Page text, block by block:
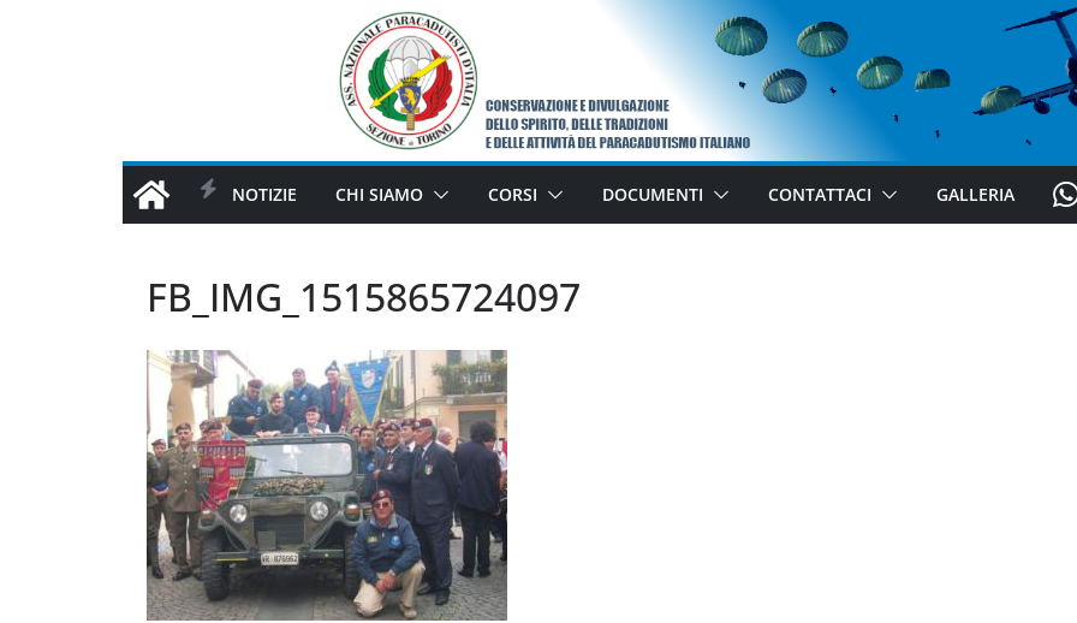
NOTIZIE CHI SIAMO CORSI DOCUMENTI CONTATTACI GALLERIA
W
H
FB_IMG_1515865724097